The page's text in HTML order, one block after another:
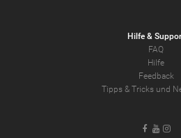
Hilfe &
FAQ
Hilfe
Feedback
Tipps & Tricks und
Facebook